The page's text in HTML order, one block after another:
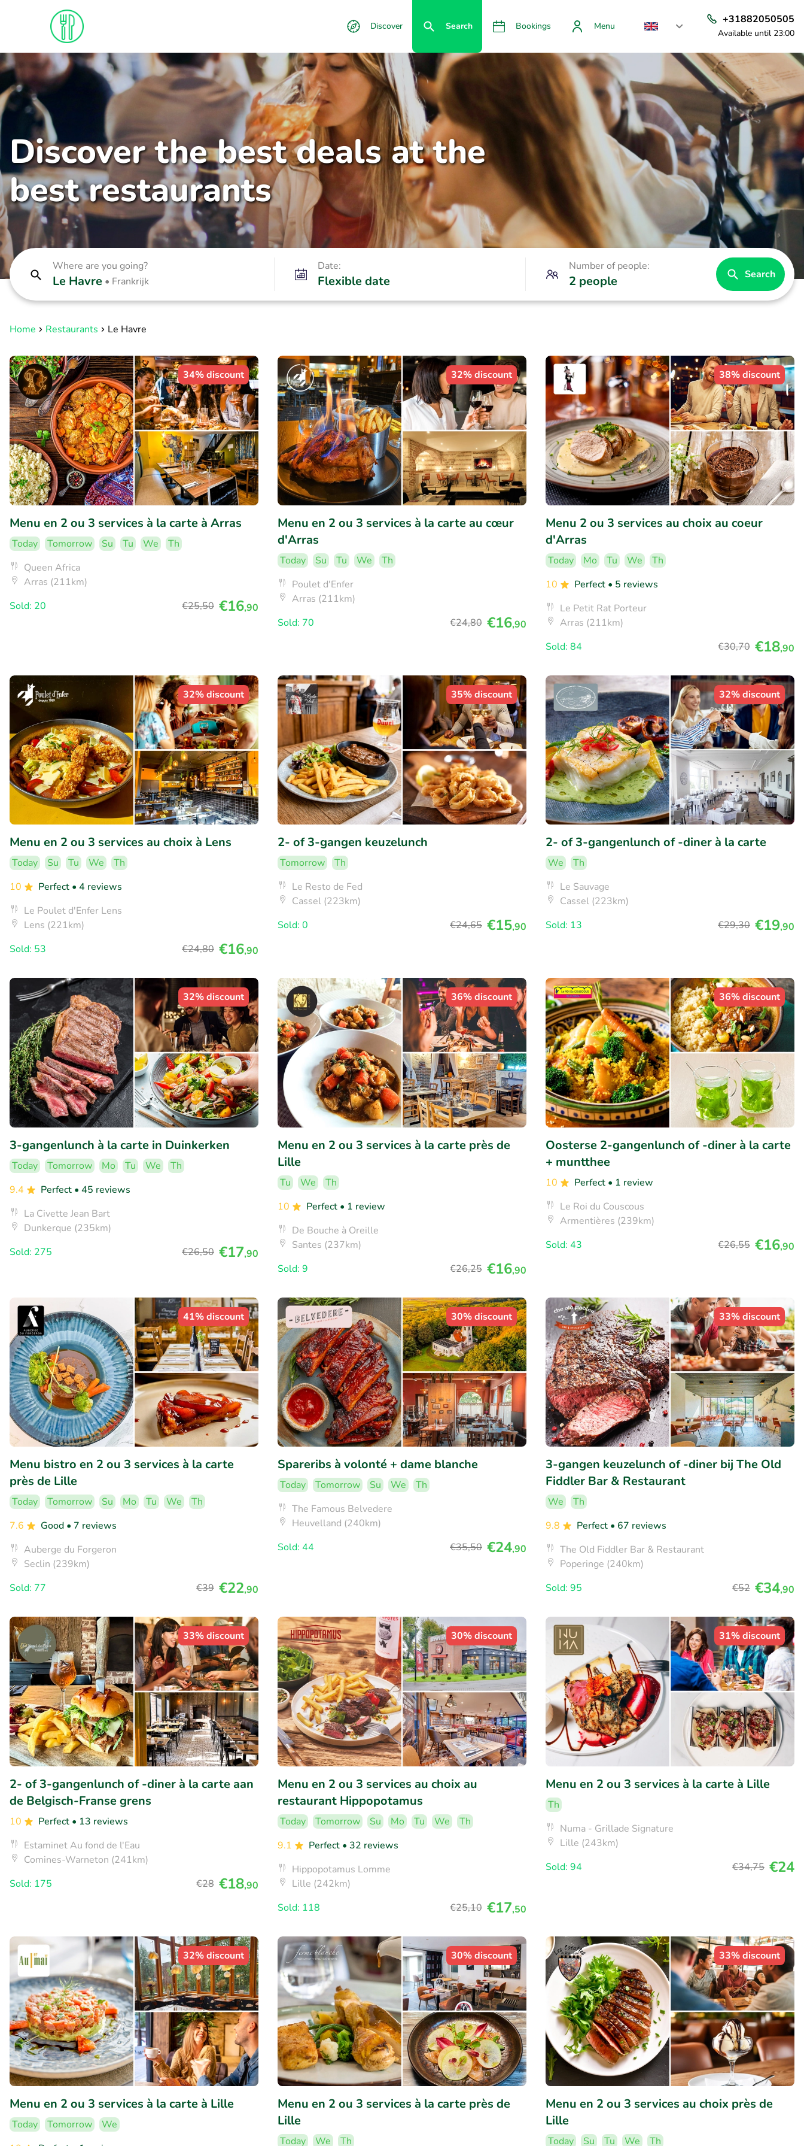
Discover Search Bookings Menu
+31882050505
Available until 23:00
Discover the best deals at the
best restaurants
Where are you going?
Le Havre • Frankrijk
Date:
Flexible date
Number of people:
2 people Search
Home Restaurants Le Havre
34% discount
Menu en 2 ou 3 services à la carte à Arras
Today Tomorrow Su Tu We
Th
Queen Africa
Arras (211km)
Sold: 20
€25,50 €16,90
32% discount
Menu en 2 ou 3 services à la carte au cœur
d'Arras
Today Su Tu We
Th
Poulet d'Enfer
Arras (211km)
Sold: 70
€24,80 €16,90
38% discount
Menu 2 ou 3 services au choix au coeur
d'Arras
Today Mo Tu We
Th
10
Perfect • 5 reviews
Le Petit Rat Porteur
Arras (211km)
Sold: 84
€30,70 €18,90
32% discount
Menu en 2 ou 3 services au choix à Lens
Today Su Tu We
Th
10
Perfect • 4 reviews
Le Poulet d'Enfer Lens
Lens (221km)
Sold: 53
€24,80 €16,90
35% discount
2- of 3-gangen keuzelunch
Tomorrow
Th
Le Resto de Fed
Cassel (223km)
Sold: 0
€24,65 €15,90
32% discount
2- of 3-gangenlunch of -diner à la carte
We
Th
Le Sauvage
Cassel (223km)
Sold: 13
€29,30 €19,90
32% discount
3-gangenlunch à la carte in Duinkerken
Today Tomorrow Mo Tu We
Th
9.4
Perfect • 45 reviews
La Civette Jean Bart
Dunkerque (235km)
Sold: 275
€26,50 €17,90
36% discount
Menu en 2 ou 3 services à la carte près de
Lille
Tu We
Th
10
Perfect • 1 review
De Bouche à Oreille
Santes (237km)
Sold: 9
€26,25 €16,90
36% discount
Oosterse 2-gangenlunch of -diner à la carte
+ muntthee
10 Perfect • 1 review
Le Roi du Couscous
Armentières (239km)
Sold: 43
€26,55 €16,90
41% discount
Menu bistro en 2 ou 3 services à la carte
près de Lille
Today Tomorrow Su Mo Tu We
Th
7.6
Good • 7 reviews
Auberge du Forgeron
Seclin (239km)
Sold: 77
€39 €22,90
30% discount
Spareribs à volonté + dame blanche
Today Tomorrow Su We
Th
The Famous Belvedere
Heuvelland (240km)
Sold: 44
€35,50 €24,90
33% discount
3-gangen keuzelunch of -diner bij The Old
Fiddler Bar & Restaurant
We
Th
9.8
Perfect • 67 reviews
The Old Fiddler Bar & Restaurant
Poperinge (240km)
Sold: 95
€52 €34,90
33% discount
2- of 3-gangenlunch of -diner à la carte aan
de Belgisch-Franse grens
10 Perfect • 13 reviews
Estaminet Au fond de l'Eau
Comines-Warneton (241km)
Sold: 175
€28 €18,90
30% discount
Menu en 2 ou 3 services au choix au
restaurant Hippopotamus
Today Tomorrow Su Mo Tu We
Th
9.1
Perfect • 32 reviews
Hippopotamus Lomme
Lille (242km)
Sold: 118
€25,10 €17,50
31% discount
Menu en 2 ou 3 services à la carte à Lille
Th
Numa - Grillade Signature
Lille (243km)
Sold: 94
€34,75 €24
32% discount
Menu en 2 ou 3 services à la carte à Lille
Today Tomorrow
We
30% discount
Menu en 2 ou 3 services à la carte près de
Lille
Today We Th
33% discount
Menu en 2 ou 3 services au choix près de
Lille
Today Su Tu We Th